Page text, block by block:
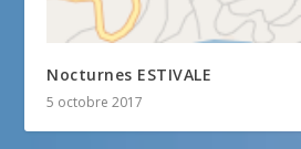
Nocturnes ESTIVALE
5 octobre 2017